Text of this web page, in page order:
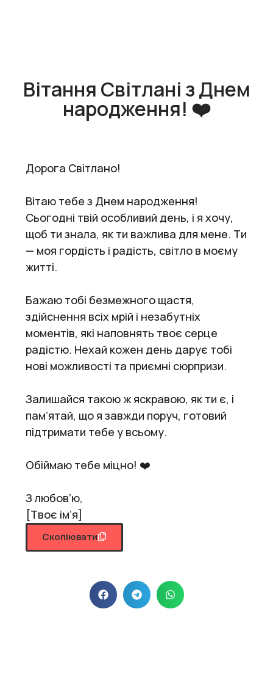
Вітання Світлані з Днем
народження! ❤️
Дорога Світлано!
Вітаю тебе з Днем народження!
Сьогодні твій особливий день, і я хочу,
щоб ти знала, як ти важлива для мене. Ти
— моя гордість і радість, світло в моєму
житті.
Бажаю тобі безмежного щастя,
здійснення всіх мрій і незабутніх
моментів, які наповнять твоє серце
радістю. Нехай кожен день дарує тобі
нові можливості та приємні сюрпризи.
Залишайся такою ж яскравою, як ти є, і
пам’ятай, що я завжди поруч, готовий
підтримати тебе у всьому.
Обіймаю тебе міцно! ❤️
З любов’ю,
[Твоє ім’я]
Скопіювати